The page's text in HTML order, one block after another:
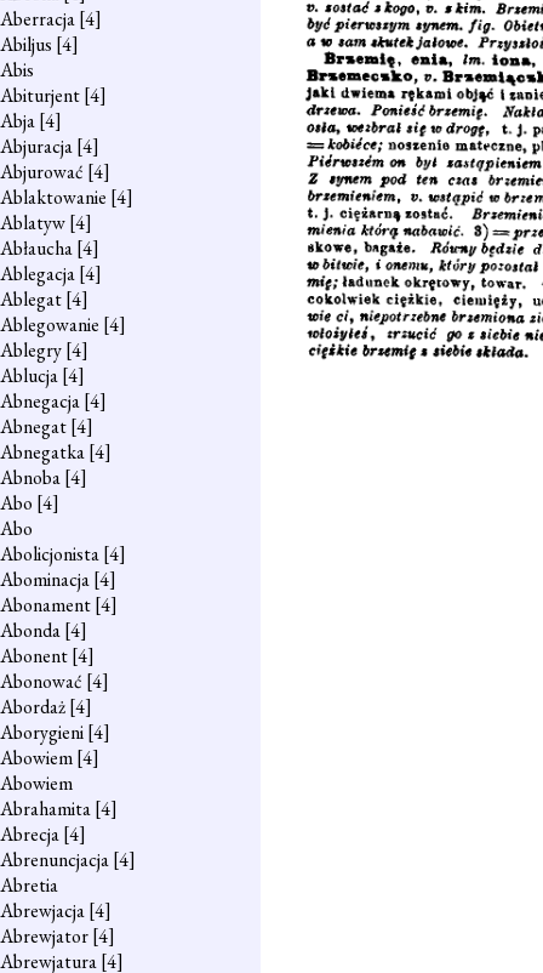
Aberracja[4]
Abiljus [4]
Abis
Abiturjent[4]
Abja[4]
Abjuracja[4]
Abjurować [4]
Ablaktowanie [4]
Ablatyw[4]
Abłaucha[4]
Ablegacja[4]
Ablegat[4]
Ablegowanie [4]
Ablegry[4]
Ablucja[4]
Abnegacja[4]
Abnegat[4]
Abnegatka[4]
Abnoba[4]
Abo [4]
Abo
Abolicjonista[4]
Abominacja[4]
Abonament[4]
Abonda[4]
Abonent[4]
Abonować [4]
Abordaż[4]
Aborygieni[4]
Abowiem[4]
Abowiem
Abrahamita[4]
Abrecja[4]
Abrenuncjacja[4]
Abretia
Abrewjacja[4]
Abrewjator[4]
Abrewjatura[4]